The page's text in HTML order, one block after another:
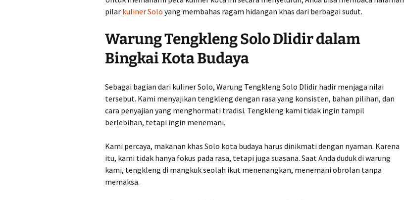
pilar kuliner Solo yang membahas ragam hidangan khas dari berbagai sudut.
Warung Tengkleng Solo Dlidir dalam
Bingkai Kota Budaya
Sebagai bagian dari kuliner Solo, Warung Tengkleng Solo Dlidir hadir menjaga nilai
tersebut. Kami menyajikan tengkleng dengan rasa yang konsisten, bahan pilihan, dan
cara penyajian yang menghormati tradisi. Tengkleng kami tidak ingin tampil
berlebihan, tetapi ingin menemani.
Kami percaya, makanan khas Solo kota budaya harus dinikmati dengan nyaman. Karena
itu, kami tidak hanya fokus pada rasa, tetapi juga suasana. Saat Anda duduk di warung
kami, tengkleng di mangkuk seolah ikut menenangkan, menemani obrolan tanpa
memaksa.